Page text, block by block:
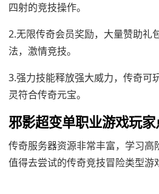
四射的竞技操作。
2.无限传奇会员奖励，大量赞助礼
法，激情竞技。
3.强力技能释放强大威力，传奇可
灵符合传奇元宝。
邪影超变单职业游戏玩
传奇服务器资源非常丰富，学习高
值得去尝试的传奇竞技冒险类型游